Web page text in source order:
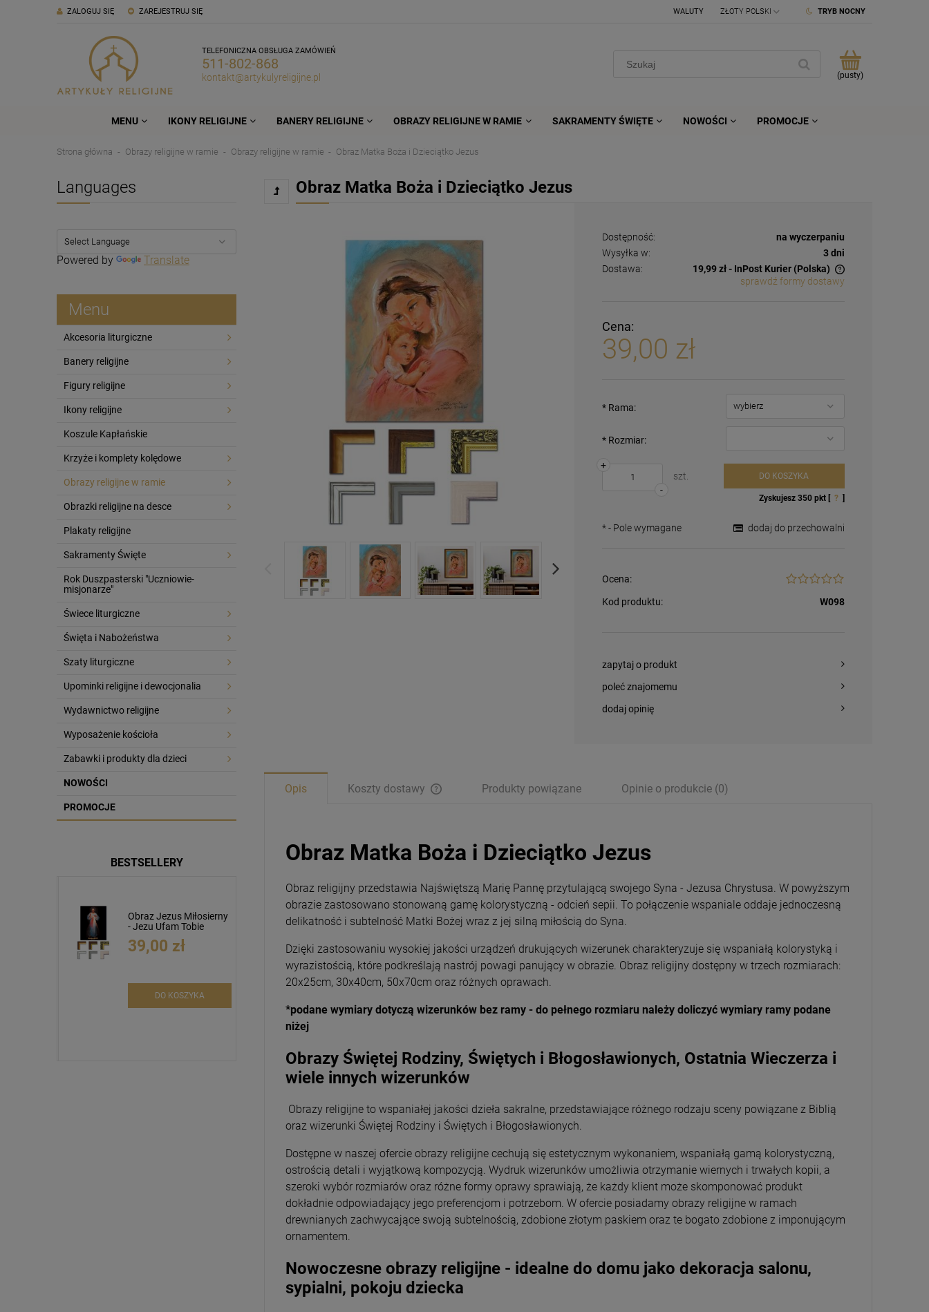
ZAREJESTRUJ SIĘ
ZALOGUJ SIĘ TRYB NOCNY
WALUTY
TELEFONICZNA OBSŁUGA ZAMÓWIEŃ
511-802-868
kontakt@artykulyreligijne.pl (pusty)
MENU IKONY RELIGIJNE BANERY RELIGIJNE OBRAZY RELIGIJNE W RAMIE SAKRAMENTY ŚWIĘTE NOWOŚCI PROMOCJE
Strona główna Obrazy religijne w ramie Obrazy religijne w ramie Obraz Matka Boża i Dzieciątko Jezus
Languages
Powered by Translate
Menu
Akcesoria liturgiczne
Banery religijne
Figury religijne
Ikony religijne
Koszule Kapłańskie
Krzyże i komplety kolędowe
Obrazy religijne w ramie
Obrazki religijne na desce
Plakaty religijne
Sakramenty Święte
Rok Duszpasterski "Uczniowie-
misjonarze"
Świece liturgiczne
Święta i Nabożeństwa
Szaty liturgiczne
Upominki religijne i dewocjonalia
Wydawnictwo religijne
Wyposażenie kościoła
Zabawki i produkty dla dzieci
NOWOŚCI
PROMOCJE
BESTSELLERY
Obraz Jezus Miłosierny
- Jezu Ufam Tobie
39,00 zł
DO KOSZYKA
Magnesy religijne
Kardynał Stefan
26,00 zł
+
Opakowani
Magnesy religijne
Kardynał Stefan
26,00 zł
Opakowani
Obraz Matka Boża i Dzieciątko Jezus
Dostępność:
na wyczerpaniu
Wysyłka w:
3 dni
Dostawa:
19,99 zł- InPost Kurier (Polska)
sprawdź formy dostawy
Cena:
39,00 zł
* Rama:
* Rozmiar:
-
+
szt.
DO KOSZYKA
Zyskujesz 350pkt [ ? ]
dodaj do przechowalni
*- Pole wymagane
Ocena:
Kod produktu: W098
zapytaj o produkt
poleć znajomemu
dodaj opinię
Opis Koszty dostawy Produkty powiązane Opinie o produkcie (0)
Obraz Matka Boża i Dzieciątko Jezus
Obraz religijny przedstawia Najświętszą Marię Pannę przytulającą swojego Syna - Jezusa Chrystusa. W powyższym
obrazie zastosowano stonowaną gamę kolorystyczną - odcień sepii. To połączenie wspaniale oddaje jednoczesną
delikatność i subtelność Matki Bożej wraz z jej silną miłością do Syna.
Dzięki zastosowaniu wysokiej jakości urządzeń drukujących wizerunek charakteryzuje się wspaniałą kolorystyką i
wyrazistością, które podkreślają nastrój powagi panujący w obrazie. Obraz religijny dostępny w trzech rozmiarach:
20x25cm, 30x40cm, 50x70cm oraz różnych oprawach.
*podane wymiary dotyczą wizerunków bez ramy - do pełnego rozmiaru należy doliczyć wymiary ramy podane
niżej
Obrazy Świętej Rodziny, Świętych i Błogosławionych, Ostatnia Wieczerza i
wiele innych wizerunków
Obrazy religijne to wspaniałej jakości dzieła sakralne, przedstawiające różnego rodzaju sceny powiązane z Biblią
oraz wizerunki Świętej Rodziny i Świętych i Błogosławionych.
Dostępne w naszej ofercie obrazy religijne cechują się estetycznym wykonaniem, wspaniałą gamą kolorystyczną,
ostrością detali i wyjątkową kompozycją. Wydruk wizerunków umożliwia otrzymanie wiernych i trwałych kopii, a
szeroki wybór rozmiarów oraz różne formy oprawy sprawiają, że każdy klient może skomponować produkt
dokładnie odpowiadający jego preferencjom i potrzebom. W ofercie posiadamy obrazy religijne w ramach
drewnianych zachwycające swoją subtelnością, zdobione złotym paskiem oraz te bogato zdobione z imponującym
ornamentem.
Nowoczesne obrazy religijne - idealne do domu jako dekoracja salonu,
sypialni, pokoju dziecka